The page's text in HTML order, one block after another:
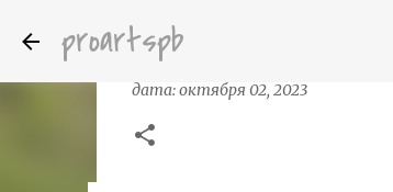
proartspb
дата:октября 02, 2023